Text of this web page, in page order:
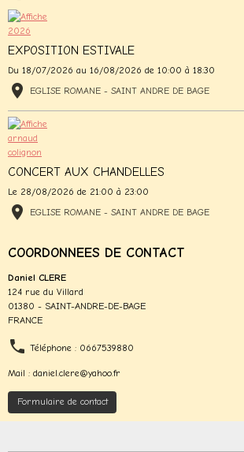
EXPOSITION ESTIVALE
Du 18/07/2026 au 16/08/2026 de 10:00 à 18:30
EGLISE ROMANE - SAINT ANDRE DE BAGE
CONCERT AUX CHANDELLES
Le 28/08/2026 de 21:00 à 23:00
EGLISE ROMANE - SAINT ANDRE DE BAGE
COORDONNEES DE CONTACT
Daniel CLERE
124 rue du Villard
01380 - SAINT-ANDRE-DE-BAGE
FRANCE
Téléphone : 0667539880
Mail : daniel.clere@yahoo.fr
Formulaire de contact